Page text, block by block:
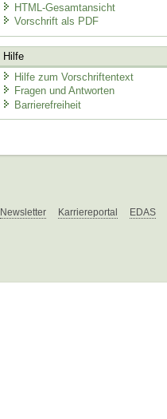
HTML-Gesamtansicht
Vorschrift als PDF
Hilfe
Hilfe zum Vorschriftentext
Fragen und Antworten
Barrierefreiheit
Newsletter Karriereportal EDAS